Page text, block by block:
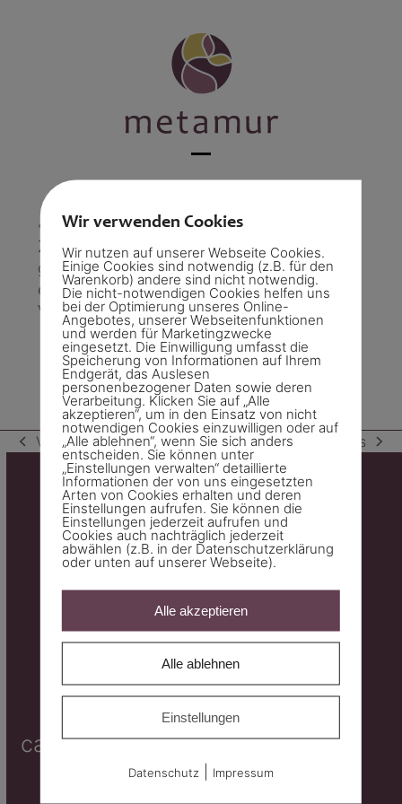
Open
menu
Close
menu
«Liebe Carmen Das neurographische
Zeichnen ist für mich tatsächlich ein sehr
gutes Werkzeug. Gerade gestern gab es
eine Situation, die ich damit lösen konnte.
Vielen Dank fürs Zeigen und Weitergeben!»
vorheriger
Beitrag:
Vorheriger
Nächster
Vorwärts
Werkstrasse 2
7000 Chur
carmen.peter@metamur.ch
+41 79 661 17 70
Wir verwenden Cookies
Wir nutzen auf unserer Webseite Cookies.
Einige Cookies sind notwendig (z.B. für den
Warenkorb) andere sind nicht notwendig.
Die nicht-notwendigen Cookies helfen uns
bei der Optimierung unseres Online-
Angebotes, unserer Webseitenfunktionen
und werden für Marketingzwecke
eingesetzt. Die Einwilligung umfasst die
Speicherung von Informationen auf Ihrem
Endgerät, das Auslesen
personenbezogener Daten sowie deren
Verarbeitung. Klicken Sie auf „Alle
akzeptieren“, um in den Einsatz von nicht
notwendigen Cookies einzuwilligen oder auf
„Alle ablehnen“, wenn Sie sich anders
entscheiden. Sie können unter
„Einstellungen verwalten“ detaillierte
Informationen der von uns eingesetzten
Arten von Cookies erhalten und deren
Einstellungen aufrufen. Sie können die
Einstellungen jederzeit aufrufen und
Cookies auch nachträglich jederzeit
abwählen (z.B. in der Datenschutzerklärung
oder unten auf unserer Webseite).
Alle akzeptieren
Alle ablehnen
Einstellungen
Datenschutz Impressum